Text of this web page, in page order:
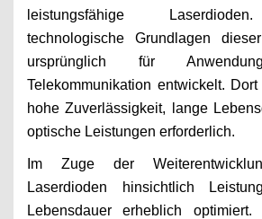
leistungsfähige
technologische Grundlagen
ursprünglich für
Telekommunikation entwickelt.
hohe Zuverlässigkeit, lange
optische Leistungen erforderlich.
Im Zuge der
Laserdioden hinsichtlich
Lebensdauer erheblich